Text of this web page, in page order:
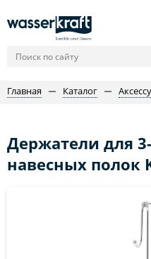
Главная Каталог
Держатели для
навесных полок